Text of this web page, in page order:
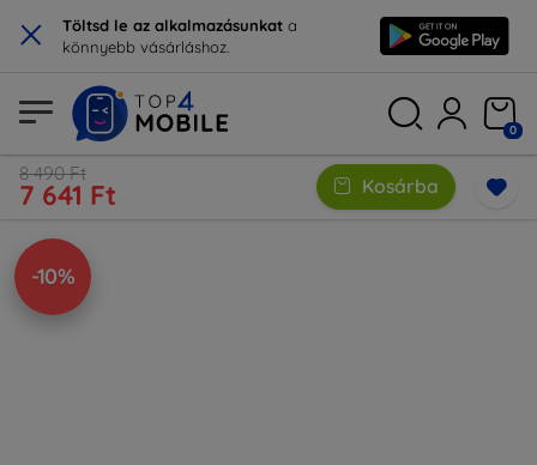
× Töltsd le az alkalmazásunkat a
könnyebb vásárláshoz.
0
8 490 Ft
7 641 Ft Kosárba
-10%